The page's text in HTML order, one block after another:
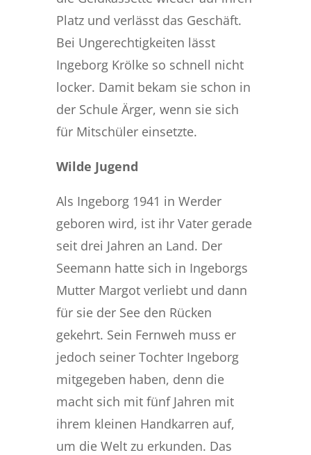
Platz und verlässt das Geschäft.
Bei Ungerechtigkeiten lässt
Ingeborg Krölke so schnell nicht
locker. Damit bekam sie schon in
der Schule Ärger, wenn sie sich
für Mitschüler einsetzte.
Wilde Jugend
Als Ingeborg 1941 in Werder
geboren wird, ist ihr Vater gerade
seit drei Jahren an Land. Der
Seemann hatte sich in Ingeborgs
Mutter Margot verliebt und dann
für sie der See den Rücken
gekehrt. Sein Fernweh muss er
jedoch seiner Tochter Ingeborg
mitgegeben haben, denn die
macht sich mit fünf Jahren mit
ihrem kleinen Handkarren auf,
um die Welt zu erkunden. Das